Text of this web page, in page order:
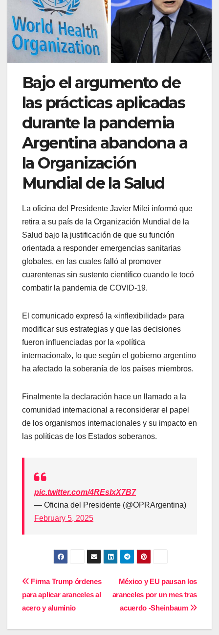
Bajo el argumento de
las prácticas aplicadas
durante la pandemia
Argentina abandona a
la Organización
Mundial de la Salud
La oficina del Presidente Javier Milei informó que
retira a su país de la Organización Mundial de la
Salud bajo la justificación de que su función
orientada a responder emergencias sanitarias
globales, en las cuales falló al promover
cuarentenas sin sustento científico cuando le tocó
combatir la pandemia de COVID-19.
El comunicado expresó la «inflexibilidad» para
modificar sus estrategias y que las decisiones
fueron influenciadas por la «política
internacional», lo que según el gobierno argentino
ha afectado la soberanía de los países miembros.
Finalmente la declaración hace un llamado a la
comunidad internacional a reconsiderar el papel
de los organismos internacionales y su impacto en
las políticas de los Estados soberanos.
pic.twitter.com/4REslxX7B7
— Oficina del Presidente (@OPRArgentina)
February 5, 2025
Navegación
de
entradas
México y EU pausan los
aranceles por un mes tras
acuerdo -Sheinbaum
Firma Trump órdenes
para aplicar aranceles al
acero y aluminio